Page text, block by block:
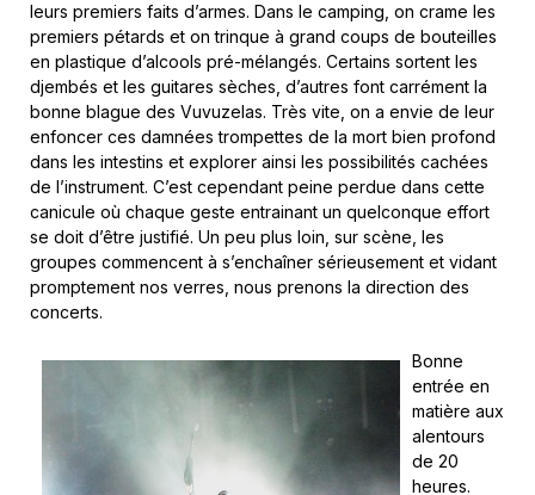
leurs premiers faits d’armes. Dans le camping, on crame les
premiers pétards et on trinque à grand coups de bouteilles
en plastique d’alcools pré-mélangés. Certains sortent les
djembés et les guitares sèches, d’autres font carrément la
bonne blague des Vuvuzelas. Très vite, on a envie de leur
enfoncer ces damnées trompettes de la mort bien profond
dans les intestins et explorer ainsi les possibilités cachées
de l’instrument. C’est cependant peine perdue dans cette
canicule où chaque geste entrainant un quelconque effort
se doit d’être justifié. Un peu plus loin, sur scène, les
groupes commencent à s’enchaîner sérieusement et vidant
promptement nos verres, nous prenons la direction des
concerts.
Bonne
entrée en
matière aux
alentours
de 20
heures.